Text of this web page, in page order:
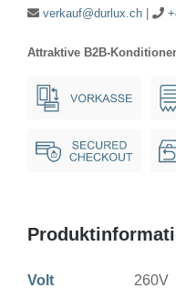
Menge
verkauf@durlux.ch|
Attraktive B2B-
Volt 260V